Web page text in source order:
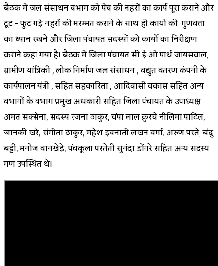
बैठक में जल संसाधन विभाग को पेंच की नहरों का कार्य पूरा कराने और
टूट – फुट गई नहरों की मरम्मत कराने के साथ ही कार्यो की गुणवत्ता
का ध्यान रखने और जिला पंचायत सदस्यों को कार्यो का निरीक्षण
कराने कहा गया है। बैठक में जिला पंचायत सी ई ओ पार्थ जायसवाल,
ग्रामीण यांत्रिकी , लोक निर्माण जल संसाधन , विद्युत वितरण कंपनी के
कार्यपालन यंत्री , सहित सहकारिता , आदिवासी विकास सहित अन्य
विभागों के विभाग प्रमुख अधिकारी सहित जिला पंचायत के उपाध्यक्ष
अमित सक्सेना, सदस्य रंजना ठाकुर, चंपा लाल क़ुरचे नीलिमा पाटिल,
जानकी खरे, संगीता ठाकुर, महेश इवनाती लखन वर्मा, अरुण परते, बिंदु
बट्टी, मनोज वानखेड़े, पंचकूला परतेती सुनंदा डोंगरे सहित अन्य सदस्य
गण उपस्थित थे।